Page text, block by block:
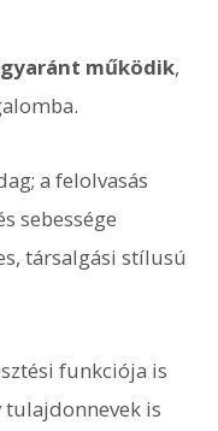
működik,
a felolvasás
sebessége
társalgási stílusú
funkciója is
tulajdonnevek is